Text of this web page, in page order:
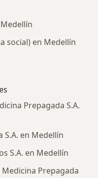
social) en Medellín
Prepagada S.A.
S.A. en Medellín
S.A. en Medellín
Prepagada